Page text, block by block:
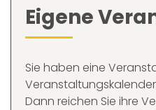
Eigene
Sie haben eine
Dann reichen Sie ihre